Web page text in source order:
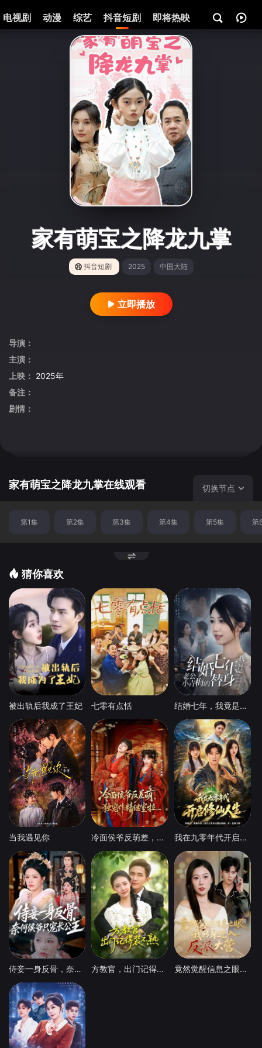
电视剧 动漫 综艺 抖音短剧 即将热映 资讯
家有萌宝之降龙九掌
抖音短剧 2025 中国大陆
立即播放
导演：
主演：
上映： 2025年
备注：
剧情：
家有萌宝之降龙九掌在线观看 切换节点
第1集 第2集 第3集 第4集 第5集 第
猜你喜欢
被出轨后我成了王妃 七零有点恬 结婚七年，我竟是老公小青梅的替身
当我遇见你 冷面侯爷反萌差，独宠作精继室啦 我在九零年代开启修仙人生
侍妾一身反骨，奈何侯爷只宠长公主 方教官，出门记得装不熟 竟然觉醒信息之眼，我转身进入反派大营